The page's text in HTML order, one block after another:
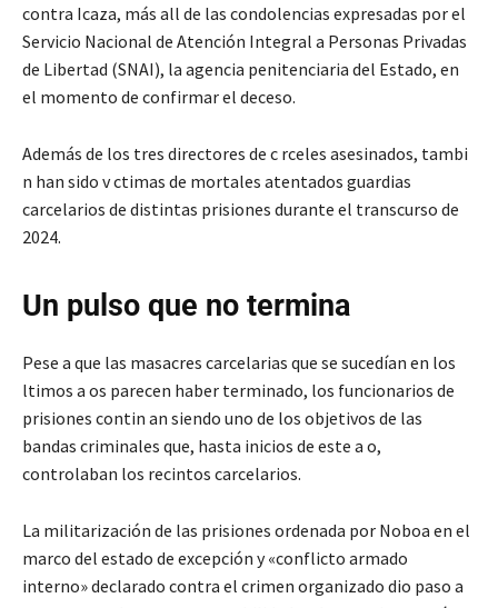
contra Icaza, más all de las condolencias expresadas por el
Servicio Nacional de Atención Integral a Personas Privadas
de Libertad (SNAI), la agencia penitenciaria del Estado, en
el momento de confirmar el deceso.
Además de los tres directores de c rceles asesinados, tambi
n han sido v ctimas de mortales atentados guardias
carcelarios de distintas prisiones durante el transcurso de
2024.
Un pulso que no termina
Pese a que las masacres carcelarias que se sucedían en los
ltimos a os parecen haber terminado, los funcionarios de
prisiones contin an siendo uno de los objetivos de las
bandas criminales que, hasta inicios de este a o,
controlaban los recintos carcelarios.
La militarización de las prisiones ordenada por Noboa en el
marco del estado de excepción y «conflicto armado
interno» declarado contra el crimen organizado dio paso a